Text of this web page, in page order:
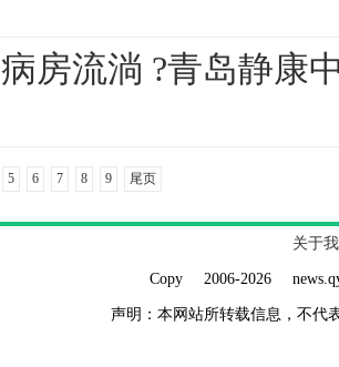
房流淌 ?青岛静康
5 6 7 8 9 尾页
关于
Copy 2006-2026
声明：本网站所转载信息，不代